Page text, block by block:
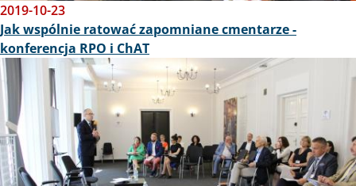
2019-10-23
Jak wspólnie ratować zapomniane cmentarze -
konferencja RPO i ChAT
Obraz